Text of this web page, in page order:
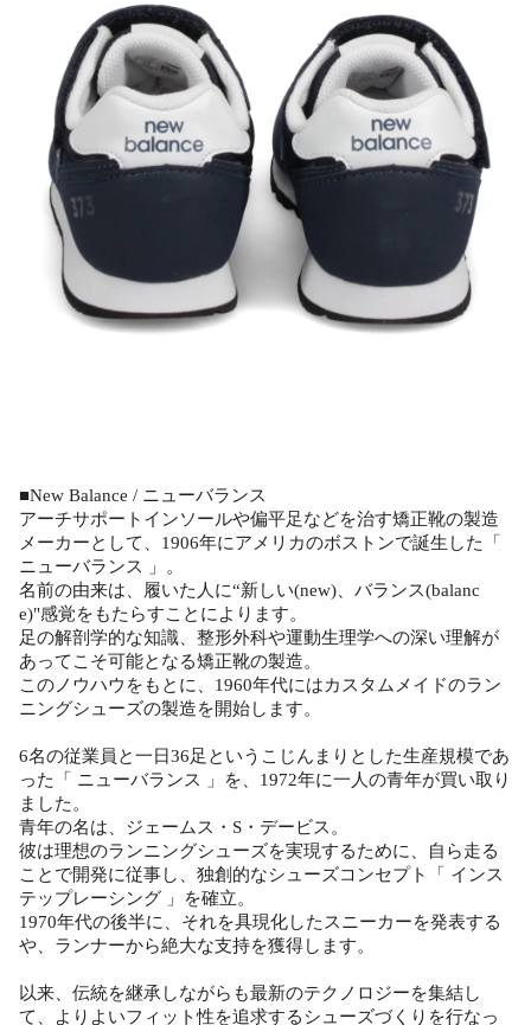
■New Balance / ニューバランス
アーチサポートインソールや偏平足などを治す矯正靴の製造
メーカーとして、1906年にアメリカのボストンで誕生した「
ニューバランス 」。
名前の由来は、履いた人に“新しい(new)、バランス(balanc
e)"感覚をもたらすことによります。
足の解剖学的な知識、整形外科や運動生理学への深い理解が
あってこそ可能となる矯正靴の製造。
このノウハウをもとに、1960年代にはカスタムメイドのラン
ニングシューズの製造を開始します。
6名の従業員と一日36足というこじんまりとした生産規模であ
った「 ニューバランス 」を、1972年に一人の青年が買い取り
ました。
青年の名は、ジェームス・S・デービス。
彼は理想のランニングシューズを実現するために、自ら走る
ことで開発に従事し、独創的なシューズコンセプト「 インス
テップレーシング 」を確立。
1970年代の後半に、それを具現化したスニーカーを発表する
や、ランナーから絶大な支持を獲得します。
以来、伝統を継承しながらも最新のテクノロジーを集結し
て、よりよいフィット性を追求するシューズづくりを行なっ